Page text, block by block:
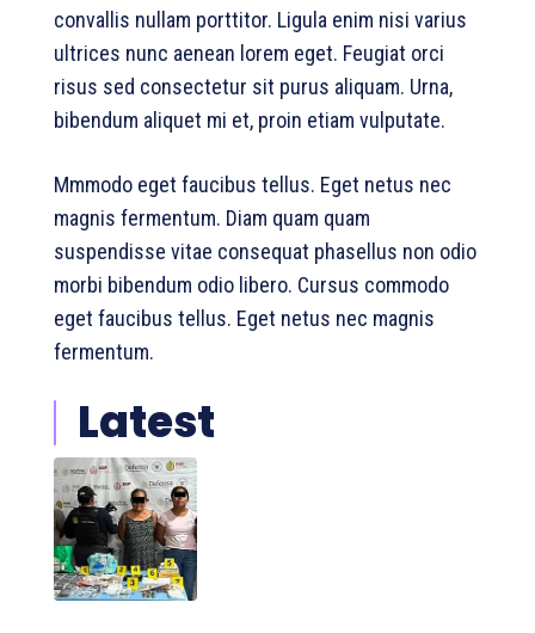
convallis nullam porttitor. Ligula enim nisi varius
ultrices nunc aenean lorem eget. Feugiat orci
risus sed consectetur sit purus aliquam. Urna,
bibendum aliquet mi et, proin etiam vulputate.
Mmmodo eget faucibus tellus. Eget netus nec
magnis fermentum. Diam quam quam
suspendisse vitae consequat phasellus non odio
morbi bibendum odio libero. Cursus commodo
eget faucibus tellus. Eget netus nec magnis
fermentum.
Latest